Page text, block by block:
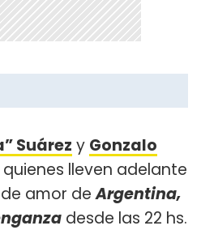
Suárez y Gonzalo
lleven adelante
amor deArgentina,
desde las 22 hs.